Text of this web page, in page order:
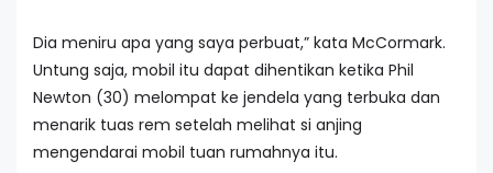
Dia meniru apa yang saya perbuat,” kata McCormark.
Untung saja, mobil itu dapat dihentikan ketika Phil
Newton (30) melompat ke jendela yang terbuka dan
menarik tuas rem setelah melihat si anjing
mengendarai mobil tuan rumahnya itu.